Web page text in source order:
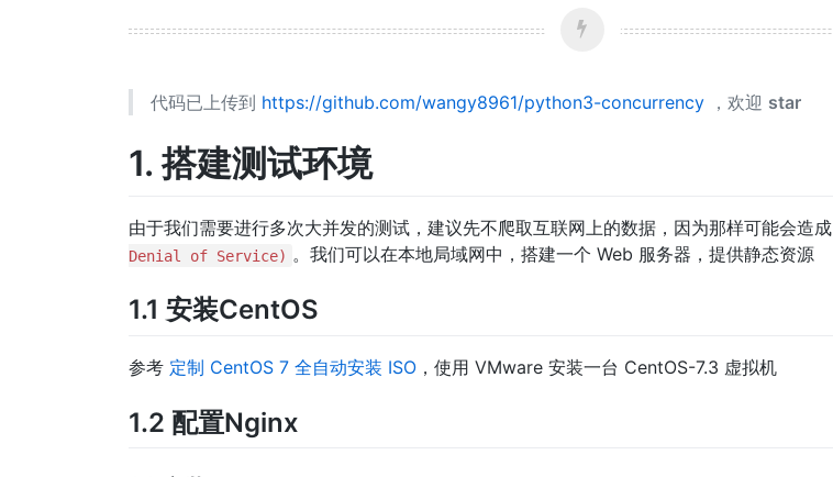
代码已上传到 https://github.com/wangy8961/python3-concurrency ，欢迎 star
1. 搭建测试环境
由于我们需要进行多次大并发的测试，建议先不爬取互联网上的数据，因为那样可能会造成
Denial of Service) 。我们可以在本地局域网中，搭建一个 Web 服务器，提供静态资源
1.1 安装CentOS
参考 定制 CentOS 7 全自动安装 ISO ，使用 VMware 安装一台 CentOS-7.3 虚拟机
1.2 配置Nginx